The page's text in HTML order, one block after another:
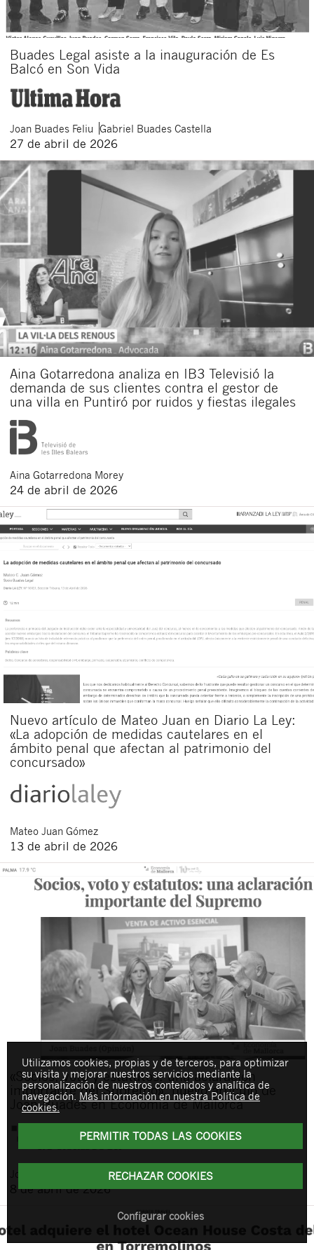
Buades Legal asiste a la inauguración de Es
Balcó en Son Vida
Joan Buades Feliu Gabriel Buades Castella
27 de abril de 2026
Aina Gotarredona analiza en IB3 Televisió la
demanda de sus clientes contra el gestor de
una villa en Puntiró por ruidos y fiestas ilegales
Aina Gotarredona Morey
24 de abril de 2026
Nuevo artículo de Mateo Juan en Diario La Ley:
«La adopción de medidas cautelares en el
ámbito penal que afectan al patrimonio del
concursado»
Mateo Juan Gómez
13 de abril de 2026
«Socios, voto y estatutos: una aclaración
importante del Supremo», nuevo artículo de
Joan Buades en Economía de Mallorca
8 de abril de 2026
Utilizamos cookies, propias y de terceros, para optimizar
su visita y mejorar nuestros servicios mediante la
personalización de nuestros contenidos y analítica de
navegación. Más información en nuestra Política de
cookies.
PERMITIR TODAS LAS COOKIES
RECHAZAR COOKIES
Configurar cookies